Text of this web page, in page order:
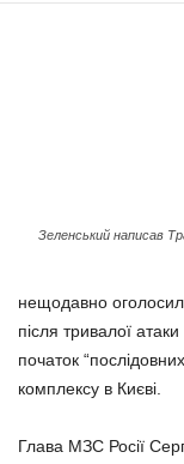
Зеленський написав
нещодавно
після тривалої
початок
комплексу в Києві.
Глава МЗС Росії